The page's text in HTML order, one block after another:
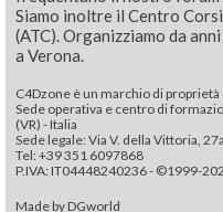
Siamo inoltre il Centro
(ATC). Organizziamo da
a Verona.
C4Dzone è un marchio di
Sede operativa e centro di
(VR) - Italia
Sede legale: Via V. della Vittoria,
Tel: +39 351 6097868‬
P.IVA: IT04448240236 - ©1999-
Made by DGworld